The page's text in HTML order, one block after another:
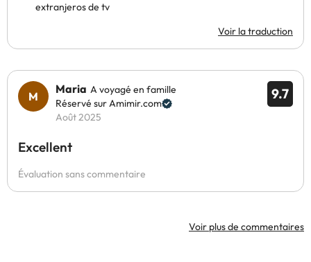
extranjeros de tv
Voir la traduction
9.7
Maria A voyagé en famille
Réservé sur Amimir.com
Août 2025
Excellent
Évaluation sans commentaire
Voir plus de commentaires